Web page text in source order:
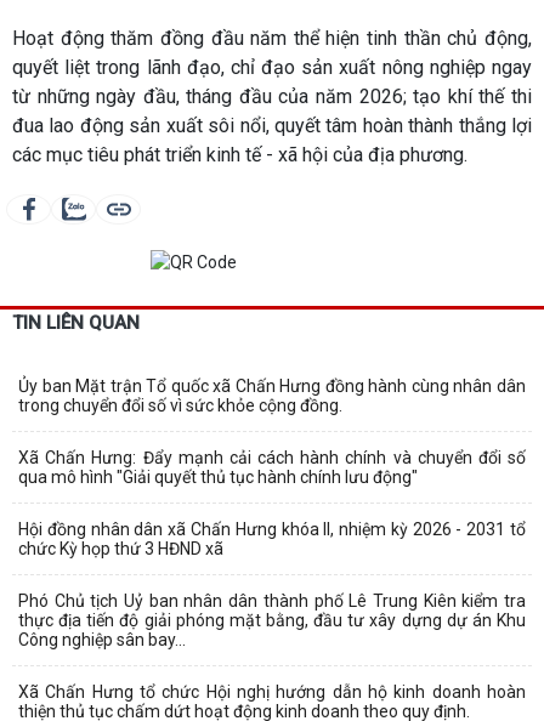
Hoạt động thăm đồng đầu năm thể hiện tinh thần chủ động,
quyết liệt trong lãnh đạo, chỉ đạo sản xuất nông nghiệp ngay
từ những ngày đầu, tháng đầu của năm 2026; tạo khí thế thi
đua lao động sản xuất sôi nổi, quyết tâm hoàn thành thắng lợi
các mục tiêu phát triển kinh tế - xã hội của địa phương.
TIN LIÊN QUAN
Ủy ban Mặt trận Tổ quốc xã Chấn Hưng đồng hành cùng nhân dân
trong chuyển đổi số vì sức khỏe cộng đồng.
Xã Chấn Hưng: Đẩy mạnh cải cách hành chính và chuyển đổi số
qua mô hình "Giải quyết thủ tục hành chính lưu động"
Hội đồng nhân dân xã Chấn Hưng khóa II, nhiệm kỳ 2026 - 2031 tổ
chức Kỳ họp thứ 3 HĐND xã
Phó Chủ tịch Uỷ ban nhân dân thành phố Lê Trung Kiên kiểm tra
thực địa tiến độ giải phóng mặt bằng, đầu tư xây dựng dự án Khu
Công nghiệp sân bay...
Xã Chấn Hưng tổ chức Hội nghị hướng dẫn hộ kinh doanh hoàn
thiện thủ tục chấm dứt hoạt động kinh doanh theo quy định.